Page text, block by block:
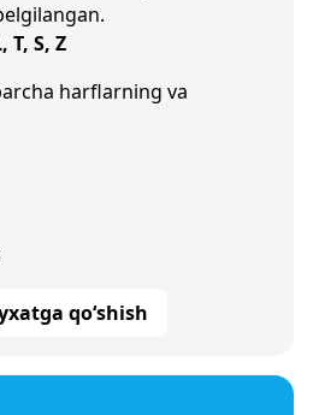
T, S, Z
harflarning va
qo‘shish